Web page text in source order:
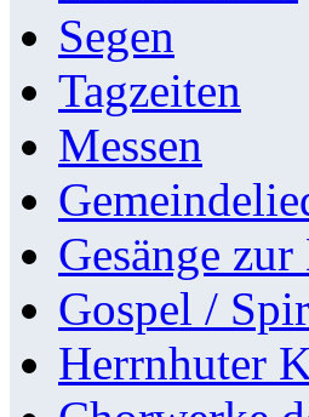
Segen
Tagzeiten
Messen
Gesänge
Gospel /
Herrnhuter